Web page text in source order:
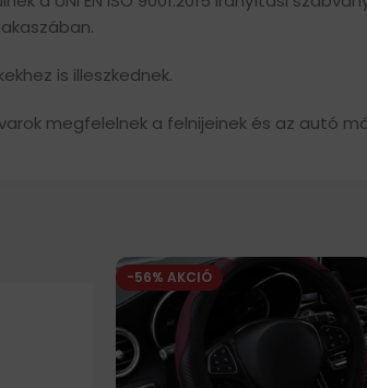
is illeszkednek.
megfelelnek a felnijeinek és az autó
-56% AKCIÓ